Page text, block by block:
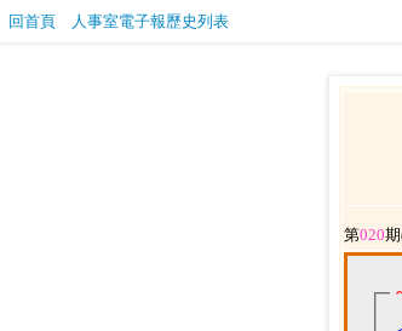
回首頁 人事室電子報歷史列表